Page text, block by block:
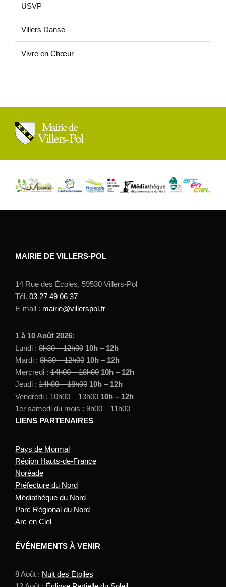
USVP
Villers Danse
Vivre en Chœur
MAIRIE DE VILLERS-POL
14 Rue des Écoles, 59530 Villers-Pol
Tél. 03 27 49 06 37
E-mail : mairie@villerspol.fr
1 à 10 Août 2026:
Lundi : 8h30 – 12h00 10h – 12h
Mardi : 8h30 – 12h00 10h – 12h
Mercredi : 14h00 – 18h00 10h – 12h
Jeudi : 14h00 – 18h00 10h – 12h
Vendredi : 10h00 – 13h00 10h – 12h
1er samedi du mois : 9h00 – 11h00
LIENS PARTENAIRES
Pays de Mormal
Région Hauts-de-France
Noréade
Préfecture du Nord
Médiathèque du Nord
Parc Régional du Nord
Arc en Ciel
ÉVÉNEMENTS À VENIR
8 Août : Nuit des Étoiles